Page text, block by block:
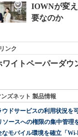
ンク
ワイトペーパーダウ
ズネット 製品情報
ウドサービスの利用状況を
ソースへの権限の集中管理
なモバイル環境を確立「Wi-